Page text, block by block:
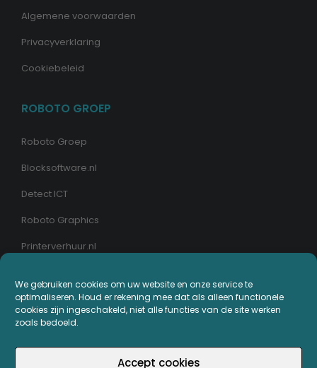
We gebruiken cookies om uw website en onze service te
optimaliseren. Houd er rekening mee dat als alleen functionele
cookies zijn ingeschakeld, niet alle functies van de site werken
zoals bedoeld.
Accept cookies
Algemene voorwaarden
Privacyverklaring
Cookiebeleid
ROBOTO GROEP
Roboto Groep
Blocksoftware.nl
Detect ICT
Roboto Graphics
Printerverhuur.nl
MIJN PRINTERPLAZA.NL
Bestellingen
Mijn Printerpunten